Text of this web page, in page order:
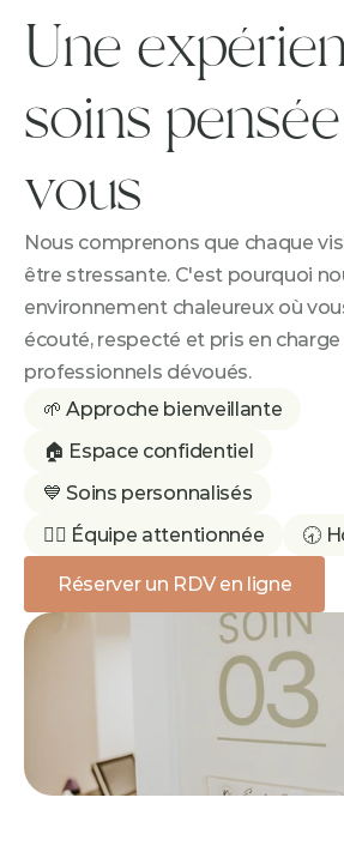
Une
soins
vous
Nous comprenons que chaque
être stressante. C'est pourquoi
environnement chaleureux où
écouté, respecté et pris en
professionnels dévoués.
🌱 Approche bienveillante
🏠 Espace confidentiel
💙 Soins personnalisés
👩‍⚕️ Équipe attentionnée
🕣
Réserver un RDV en ligne